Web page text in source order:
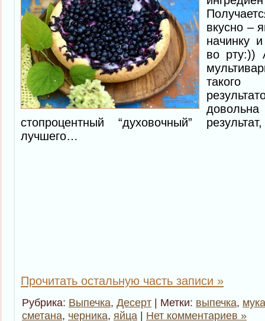
вкусно –
начинку
во рту:))
стопроцентный “духовочный”
лучшего…
Прочитать остальную часть записи »
Рубрика: Выпечка, Десерт | Метки: выпечка, мука
сметана, черника, яйца | Нет комментариев »